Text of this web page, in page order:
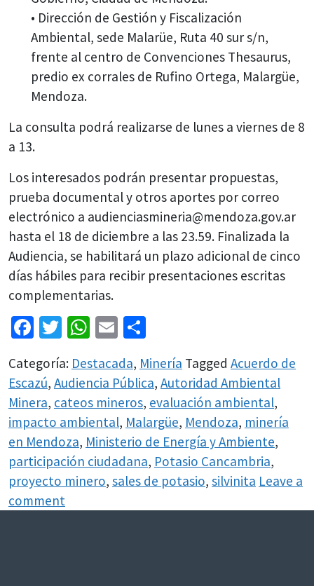
• Dirección de Gestión y Fiscalización
Ambiental, sede Malarüe, Ruta 40 sur s/n,
frente al centro de Convenciones Thesaurus,
predio ex corrales de Rufino Ortega, Malargüe,
Mendoza.
La consulta podrá realizarse de lunes a viernes de 8
a 13.
Los interesados podrán presentar propuestas,
prueba documental y otros aportes por correo
electrónico a audienciasmineria@mendoza.gov.ar
hasta el 18 de diciembre a las 23.59. Finalizada la
Audiencia, se habilitará un plazo adicional de cinco
días hábiles para recibir presentaciones escritas
complementarias.
Facebook
Twitter
WhatsApp
Email
Categoría: Destacada, Minería Tagged Acuerdo de
Escazú, Audiencia Pública, Autoridad Ambiental
Minera, cateos mineros, evaluación ambiental,
impacto ambiental, Malargüe, Mendoza, minería
en Mendoza, Ministerio de Energía y Ambiente,
participación ciudadana, Potasio Cancambria,
proyecto minero, sales de potasio, silvinita Leave a
comment